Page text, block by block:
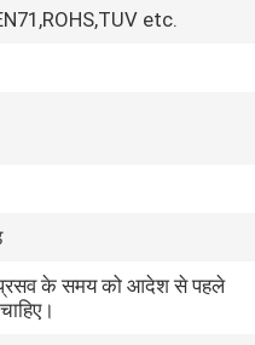
etc.
प्रसव के समय को आदेश से पहले